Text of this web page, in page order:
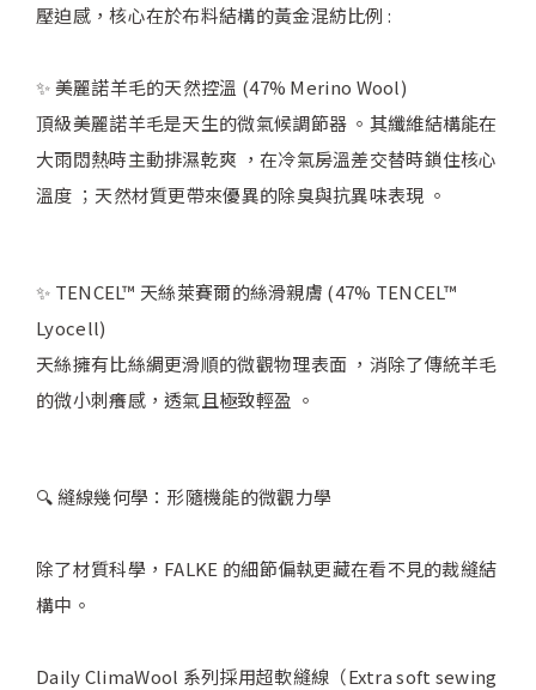
壓迫感，核心在於布料結構的黃金混紡比例 :
✨ 美麗諾羊毛的天然控溫 (47% Merino Wool)
頂級美麗諾羊毛是天生的微氣候調節器 。其纖維結構能在
大雨悶熱時主動排濕乾爽 ，在冷氣房溫差交替時鎖住核心
溫度 ；天然材質更帶來優異的除臭與抗異味表現 。
✨ TENCEL™ 天絲萊賽爾的絲滑親膚 (47% TENCEL™
Lyocell)
天絲擁有比絲綢更滑順的微觀物理表面 ，消除了傳統羊毛
的微小刺癢感，透氣且極致輕盈 。
🔍 縫線幾何學：形隨機能的微觀力學
除了材質科學，FALKE 的細節偏執更藏在看不見的裁縫結
構中。
Daily ClimaWool 系列採用超軟縫線（Extra soft sewing